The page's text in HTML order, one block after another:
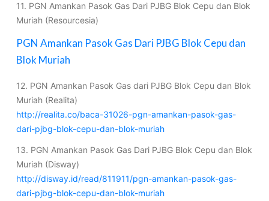
11. PGN Amankan Pasok Gas Dari PJBG Blok Cepu dan Blok
Muriah (Resourcesia)
PGN Amankan Pasok Gas Dari PJBG Blok Cepu dan
Blok Muriah
12. PGN Amankan Pasok Gas dari PJBG Blok Cepu dan Blok
Muriah (Realita)
http://realita.co/baca-31026-pgn-amankan-pasok-gas-
dari-pjbg-blok-cepu-dan-blok-muriah
13. PGN Amankan Pasok Gas Dari PJBG Blok Cepu dan Blok
Muriah (Disway)
http://disway.id/read/811911/pgn-amankan-pasok-gas-
dari-pjbg-blok-cepu-dan-blok-muriah